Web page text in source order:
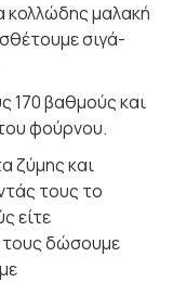
κολλώδης μαλακή
σιγά-
170 βαθμούς και
φούρνου.
ζύμης και
τους το
είτε
δώσουμε